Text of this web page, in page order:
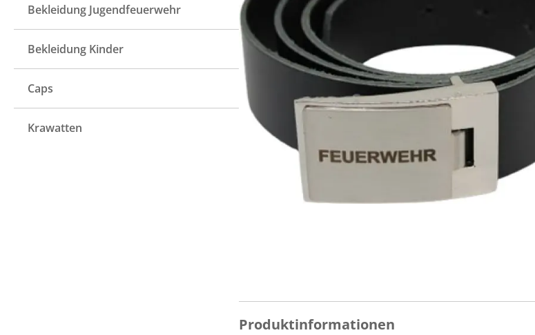
Bekleidung Jugendfeuerwehr
Bekleidung Kinder
Caps
Krawatten
Produktinformationen